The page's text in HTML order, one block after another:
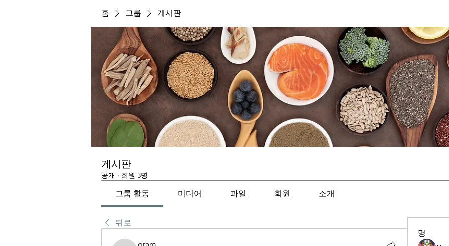
홈 그룹 게시판
게시판
공개 · 회원 3명
그룹 활동 미디어 파일 회원 소개
뒤로
명